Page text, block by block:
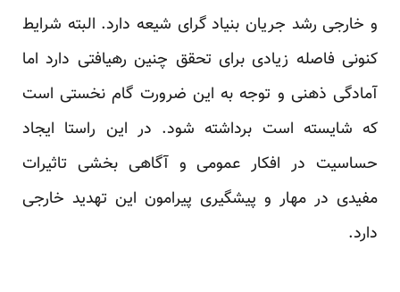
و خارجی رشد جریان بنیاد گرای شیعه دارد. البته شرایط
کنونی فاصله زیادی برای تحقق چنین رهیافتی دارد اما
آمادگی ذهنی و توجه به این ضرورت گام نخستی است
که شایسته است برداشته شود. در این راستا ایجاد
حساسیت در افکار عمومی و آگاهی بخشی تاثیرات
مفیدی در مهار و پیشگیری پیرامون این تهدید خارجی
دارد.